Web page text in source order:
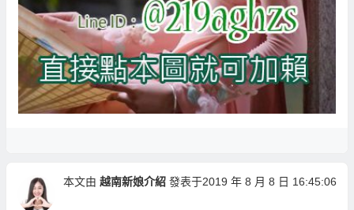
本文由 越南新娘介紹 發表于2019 年 8 月 8 日 16:45:06